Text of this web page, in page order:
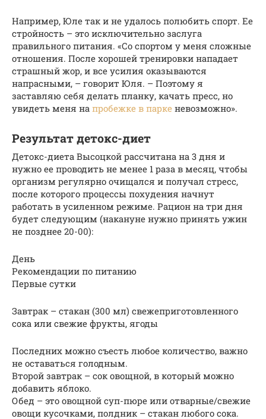
Например, Юле так и не удалось полюбить спорт. Ее
стройность – это исключительно заслуга
правильного питания. «Со спортом у меня сложные
отношения. После хорошей тренировки нападает
страшный жор, и все усилия оказываются
напрасными, – говорит Юля. – Поэтому я
заставляю себя делать планку, качать пресс, но
увидеть меня на пробежке в парке невозможно».
Результат детокс-диет
Детокс-диета Высоцкой рассчитана на 3 дня и
нужно ее проводить не менее 1 раза в месяц, чтобы
организм регулярно очищался и получал стресс,
после которого процессы похудения начнут
работать в усиленном режиме. Рацион на три дня
будет следующим (накануне нужно принять ужин
не позднее 20-00):
День
Рекомендации по питанию
Первые сутки
Завтрак – стакан (300 мл) свежеприготовленного
сока или свежие фрукты, ягоды
Последних можно съесть любое количество, важно
не оставаться голодным.
Второй завтрак – сок овощной, в который можно
добавить яблоко.
Обед – это овощной суп-пюре или отварные/свежие
овощи кусочками, полдник – стакан любого сока.